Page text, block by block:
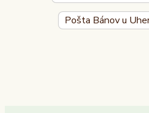
Pošta Bánov u